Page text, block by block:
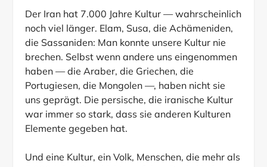
Der Iran hat 7.000 Jahre Kultur — wahrscheinlich
noch viel länger. Elam, Susa, die Achämeniden,
die Sassaniden: Man konnte unsere Kultur nie
brechen. Selbst wenn andere uns eingenommen
haben — die Araber, die Griechen, die
Portugiesen, die Mongolen —, haben nicht sie
uns geprägt. Die persische, die iranische Kultur
war immer so stark, dass sie anderen Kulturen
Elemente gegeben hat.
Und eine Kultur, ein Volk, Menschen, die mehr als